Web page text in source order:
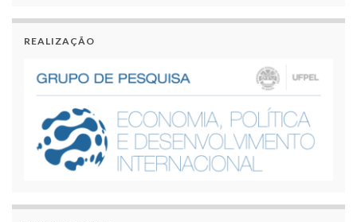
REALIZAÇÃO